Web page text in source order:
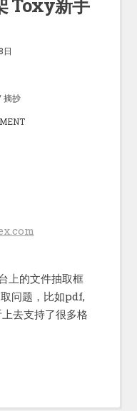
Toxy新手
日
摘抄
上的文件抽取框
问题，比如pdf,
去支持了很多格